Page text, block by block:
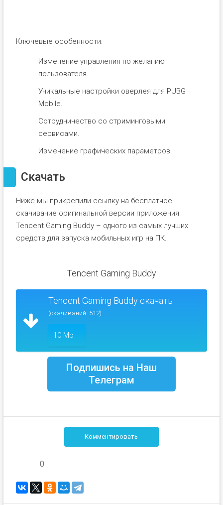
Ключевые особенности:
Изменение управления по желанию
пользователя.
Уникальные настройки оверлея для PUBG
Mobile.
Сотрудничество со стриминговыми
сервисами.
Изменение графических параметров.
Скачать
Ниже мы прикрепили ссылку на бесплатное
скачивание оригинальной версии приложения
Tencent Gaming Buddy – одного из самых лучших
средств для запуска мобильных игр на ПК.
Tencent Gaming Buddy
Tencent Gaming Buddy скачать
(скачиваний: 512)
10 Mb
Подпишись на Наш
Телеграм
Комментировать
0